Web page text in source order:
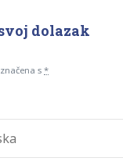
dolazak
s *